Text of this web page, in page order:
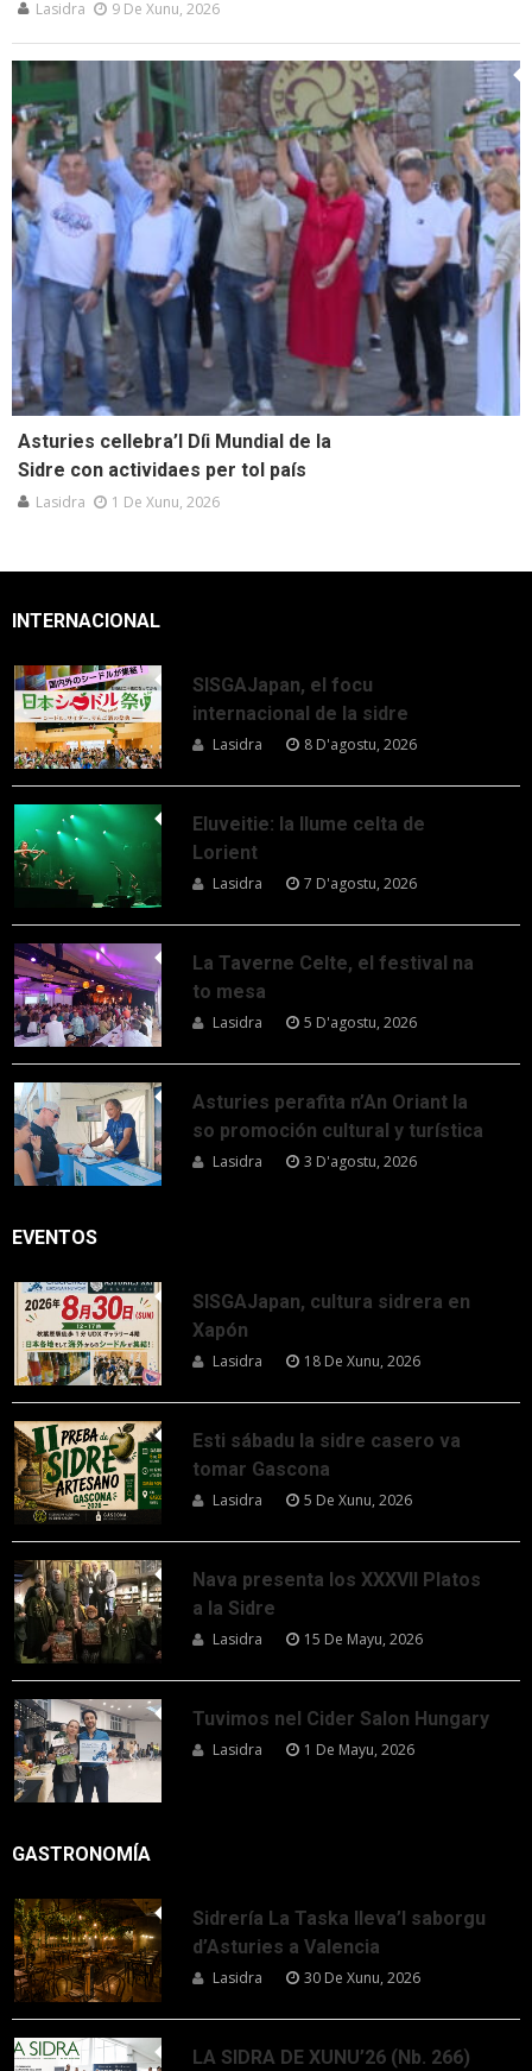
Lasidra 9 De Xunu, 2026
Asturies cellebra’l Díi Mundial de la
Sidre con actividaes per tol país
Lasidra 1 De Xunu, 2026
INTERNACIONAL
SISGAJapan, el focu
internacional de la sidre
Lasidra 8 D'agostu, 2026
Eluveitie: la llume celta de
Lorient
Lasidra 7 D'agostu, 2026
La Taverne Celte, el festival na
to mesa
Lasidra 5 D'agostu, 2026
Asturies perafita n’An Oriant la
so promoción cultural y turística
Lasidra 3 D'agostu, 2026
EVENTOS
SISGAJapan, cultura sidrera en
Xapón
Lasidra 18 De Xunu, 2026
Esti sábadu la sidre casero va
tomar Gascona
Lasidra 5 De Xunu, 2026
Nava presenta los XXXVII Platos
a la Sidre
Lasidra 15 De Mayu, 2026
Tuvimos nel Cider Salon Hungary
Lasidra 1 De Mayu, 2026
GASTRONOMÍA
Sidrería La Taska lleva’l saborgu
d’Asturies a Valencia
Lasidra 30 De Xunu, 2026
LA SIDRA DE XUNU’26 (Nb. 266)